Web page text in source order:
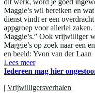
Maggie’s wil bereiken en
dienst vindt er een
appgroep voor allerlei
Maggie’s.” Ook vrijwilliger
Maggie’s op zoek naar een
en beeld: Yvon van der Laan
Lees meer
Iedereen mag hier
| Vrijwilligersverhalen